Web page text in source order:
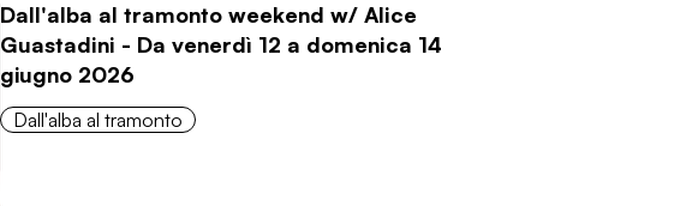
Dall'alba al tramonto weekend w/ Alice
Guastadini - Da venerdì 12 a domenica 14
giugno 2026
Dall'alba al tramonto